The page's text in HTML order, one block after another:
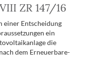
ZR 147/16
einer Entscheidung
ein
die
dem Erneuerbare-